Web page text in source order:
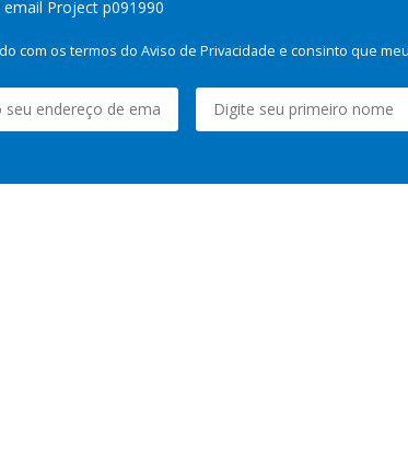
Project p091990
com os termos do Aviso de Privacidade e consinto que